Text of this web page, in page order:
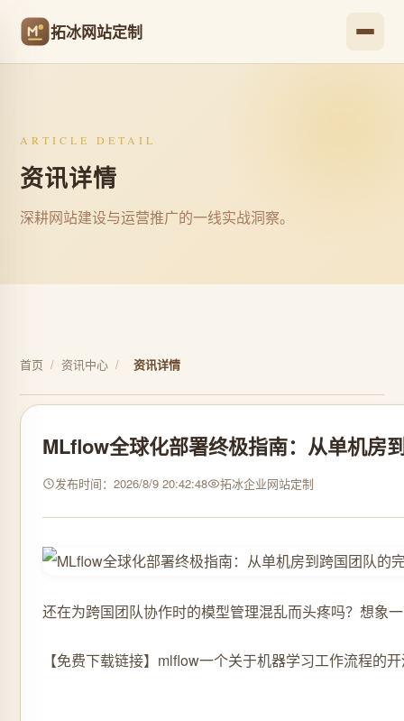
拓冰网站定制
ARTICLE DETAIL
资讯详情
深耕网站建设与运营推广的一线实战洞察。
首页 / 资讯中心 / 资讯详情
MLflow全球化部署终极指南：从单机房
发布时间：2026/8/9 20:42:48 拓冰企业网站定制
还在为跨国团队协作时的模型管理混乱而头疼吗？想象
【免费下载链接】mlflow一个关于机器学习工作流程的